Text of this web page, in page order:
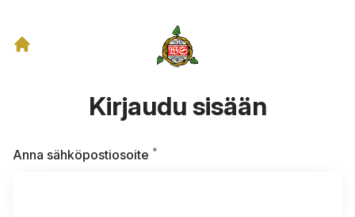
Kirjaudu sisään
Anna sähköpostiosoite *